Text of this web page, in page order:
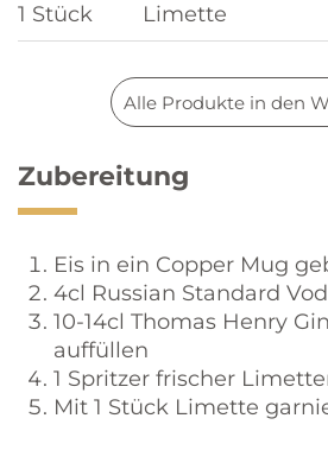
1 Stück Limette
Alle Produkte in den
Zubereitung
Eis in ein Copper Mug
4cl Russian Standard
10-14cl Thomas Henry
auffüllen
1 Spritzer frischer
Mit 1 Stück Limette